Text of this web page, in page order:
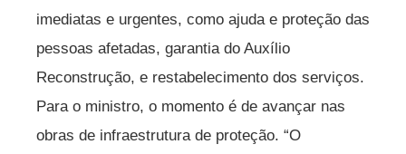
imediatas e urgentes, como ajuda e proteção das
pessoas afetadas, garantia do Auxílio
Reconstrução, e restabelecimento dos serviços.
Para o ministro, o momento é de avançar nas
obras de infraestrutura de proteção. “O